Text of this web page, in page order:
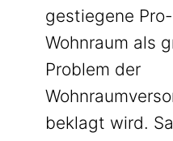
gestiegene
Wohnraum als
Problem der
beklagt wird.